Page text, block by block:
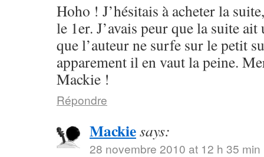
Hoho ! J’hésitais à acheter la
le 1er. J’avais peur que la suite
que l’auteur ne surfe sur le petit
apparement il en vaut la peine.
Mackie !
Répondre
Mackiesays:
28 novembre 2010 at 12 h 35 min